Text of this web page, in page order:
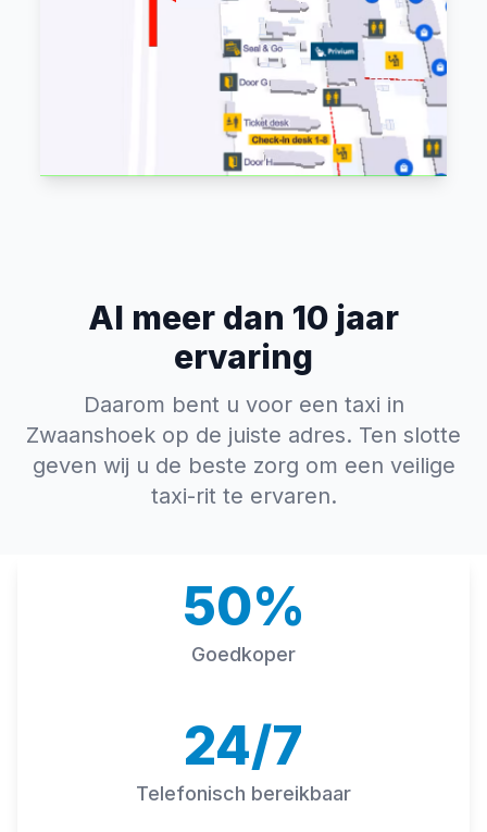
Al meer dan 10 jaar
ervaring
Daarom bent u voor een taxi in
Zwaanshoek op de juiste adres. Ten slotte
geven wij u de beste zorg om een veilige
taxi-rit te ervaren.
Goedkoper
50%
Telefonisch bereikbaar
24/7